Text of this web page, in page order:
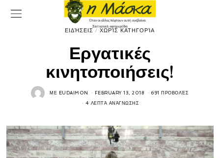
ΕΙΔΉΣΕΙΣ / ΧΩΡΊΣ ΚΑΤΗΓΟΡΊΑ
Εργατικές
κινητοποιήσεις!
ΜΕ EUDAIMON FEBRUARY 13, 2018 691 ΠΡΟΒΟΛΈΣ
4 ΛΕΠΤΆ ΑΝΆΓΝΩΣΗΣ